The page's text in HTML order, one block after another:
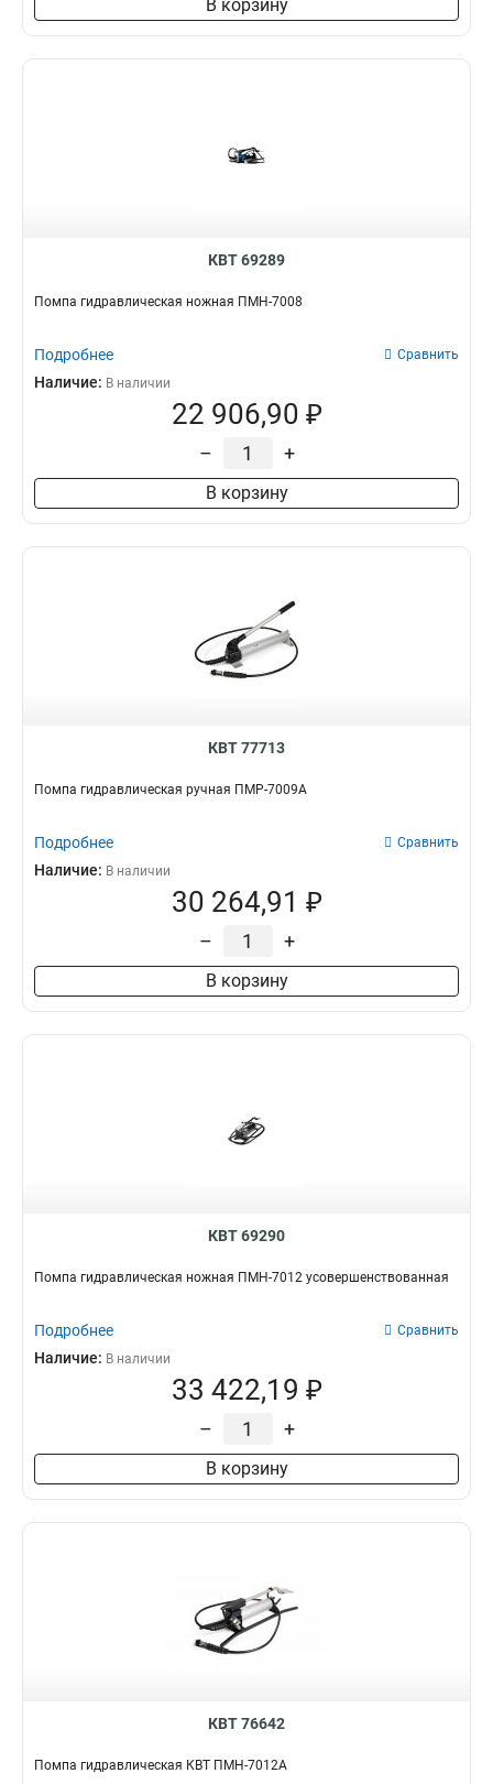
В корзину
КВТ 69289
Помпа гидравлическая ножная ПМН-7008
Подробнее Сравнить
Наличие: В наличии
22 906,90 ₽
– +
В корзину
КВТ 77713
Помпа гидравлическая ручная ПМР-7009А
Подробнее Сравнить
Наличие: В наличии
30 264,91 ₽
– +
В корзину
КВТ 69290
Помпа гидравлическая ножная ПМН-7012 усовершенствованная
Подробнее Сравнить
Наличие: В наличии
33 422,19 ₽
– +
В корзину
КВТ 76642
Помпа гидравлическая КВТ ПМН-7012А